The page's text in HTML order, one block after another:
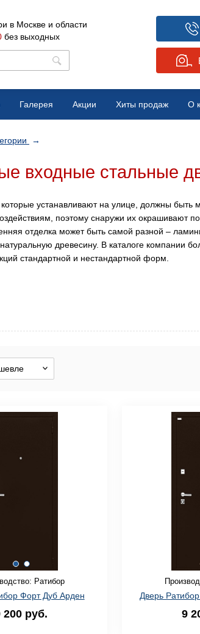
в Москве и области
без выходных
Галерея Акции Хиты продаж О
→
входные стальные
устанавливают на улице, должны быть
поэтому снаружи их окрашивают
отделка может быть самой разной –
древесину. В каталоге компании
стандартной и нестандартной форм.
Ратибор
Форт Дуб Арден
200 руб.
Дверь
9